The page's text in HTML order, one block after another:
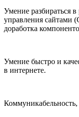
Умение разбираться
управления сайтами
доработка
Умение быстро и
в интернете.
Коммуникабельность,